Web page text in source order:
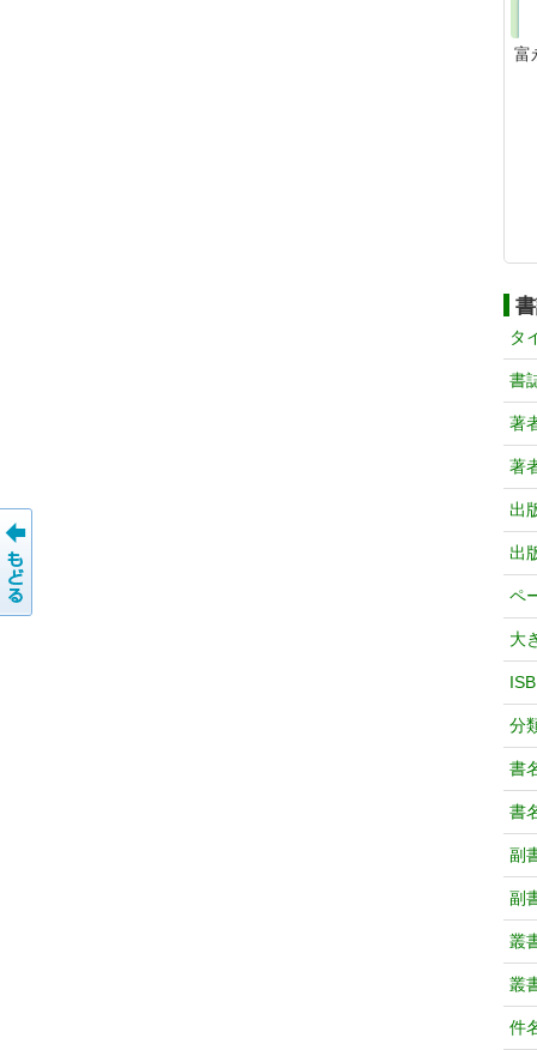
富
タ
書
著
著
出
出
ペ
大
分
書
書
副
副
叢
叢
件